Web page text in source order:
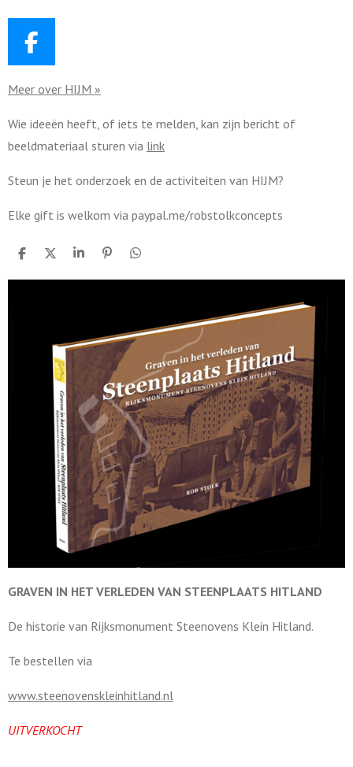
F
a
c
e
b
o
Meer over HIJM »
Wie ideeën heeft, of iets te melden, kan zijn bericht of
beeldmateriaal sturen via link
Steun je het onderzoek en de activiteiten van HIJM?
Elke gift is welkom via paypal.me/robstolkconcepts
D
l
D
e
S
a
P
n
D
l
GRAVEN IN HET VERLEDEN VAN STEENPLAATS HITLAND
De historie van Rijksmonument Steenovens Klein Hitland.
Te bestellen via
www.steenovenskleinhitland.nl
UITVERKOCHT